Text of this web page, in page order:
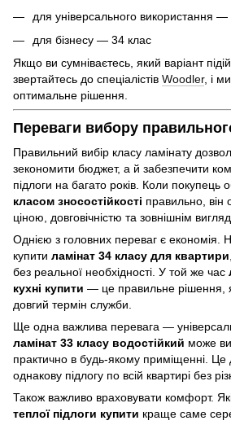
для універсального використання —
для бізнесу — 34 клас
Якщо ви сумніваєтесь, який варіант
звертайтесь до спеціалістів Woodler, і
оптимальне рішення.
Переваги вибору
Правильний вибір класу ламінату
зекономити бюджет, а й забезпечити
підлоги на багато років. Коли покупець
класом зносостійкості правильно, він
ціною, довговічністю та зовнішнім
Однією з головних переваг є економія.
купити ламінат 34 класу для квартири
без реальної необхідності. У той же час
кухні купити — це правильне рішення,
довгий термін служби.
Ще одна важлива перевага —
ламінат 33 класу водостійкий може
практично в будь-якому приміщенні. Це
однакову підлогу по всій квартирі без
Також важливо враховувати комфорт.
теплої підлоги купити краще саме